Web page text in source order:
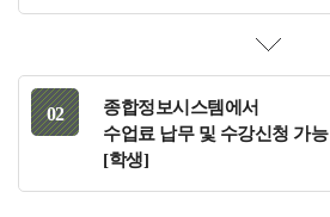
종합정보시스템에서
수업료 납무 및 수강신청 가능
[학생]